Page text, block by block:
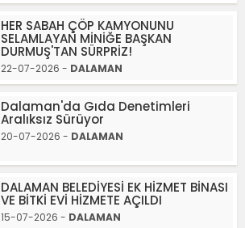
HER SABAH ÇÖP KAMYONUNU
SELAMLAYAN MİNİĞE BAŞKAN
DURMUŞ'TAN SÜRPRİZ!
22-07-2026 - DALAMAN
Dalaman'da Gıda Denetimleri
Aralıksız Sürüyor
20-07-2026 - DALAMAN
DALAMAN BELEDİYESİ EK HİZMET BİNASI
VE BİTKİ EVİ HİZMETE AÇILDI
15-07-2026 - DALAMAN